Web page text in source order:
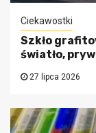
Ciekawostki
Szkło
światło,
27 lipca 2026